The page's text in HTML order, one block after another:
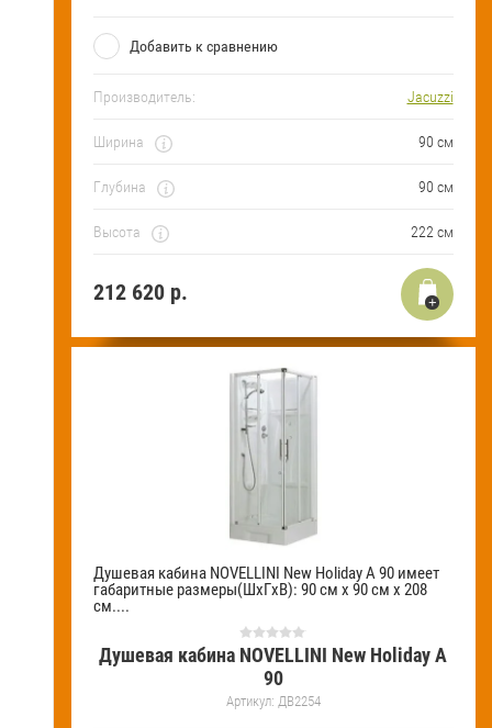
Добавить к сравнению
Производитель: Jacuzzi
Ширина 90 см
Глубина 90 см
Высота 222 см
212 620р.
Душевая кабина NOVELLINI New Holiday A 90 имеет
габаритные размеры(ШхГхВ): 90 см х 90 см х 208
см....
Душевая кабина NOVELLINI New Holiday A
90
Артикул: ДВ2254